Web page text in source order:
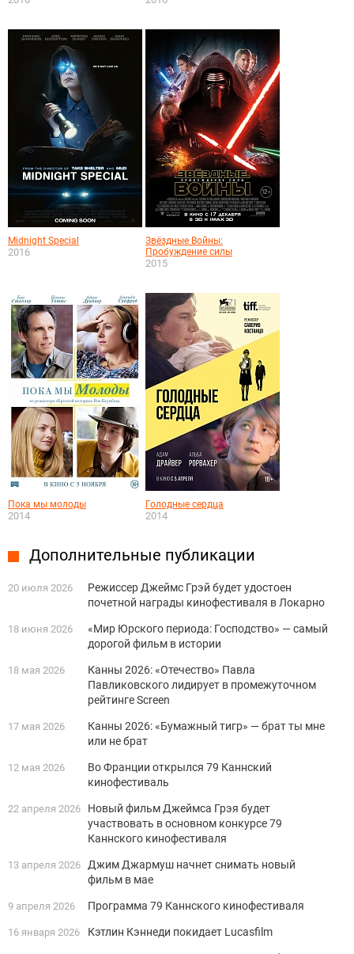
Midnight Special
2016
Звёздные Войны:
Пробуждение силы
2015
Пока мы молоды
2014
Голодные сердца
2014
Дополнительные публикации
20 июля 2026
Режиссер Джеймс Грэй будет удостоен
почетной награды кинофестиваля в Локарно
18 июня 2026
«Мир Юрского периода: Господство» — самый
дорогой фильм в истории
18 мая 2026
Канны 2026: «Отечество» Павла
Павликовского лидирует в промежуточном
рейтинге Screen
17 мая 2026
Канны 2026: «Бумажный тигр» — брат ты мне
или не брат
12 мая 2026
Во Франции открылся 79 Каннский
кинофестиваль
22 апреля 2026
Новый фильм Джеймса Грэя будет
участвовать в основном конкурсе 79
Каннского кинофестиваля
13 апреля 2026 Джим Джармуш начнет снимать новый
фильм в мае
9 апреля 2026 Программа 79 Каннского кинофестиваля
16 января 2026 Кэтлин Кэннеди покидает Lucasfilm